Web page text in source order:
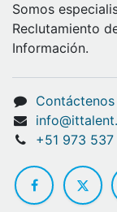
Somos
Reclutamiento
Información.
Contáctenos
+51 973